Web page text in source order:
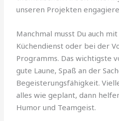
unseren Projekten
Manchmal musst Du auch
Küchendienst oder bei der
Programms. Das wichtigste
gute Laune, Spaß an der
Begeisterungsfähigkeit.
alles wie geplant, dann
Humor und Teamgeist.